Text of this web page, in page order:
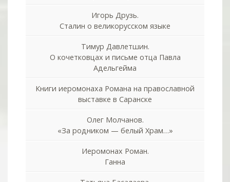
Игорь Друзь.
Сталин о великорусском языке
Тимур Давлетшин.
О кочетковцах и письме отца Павла
Адельгейма
Книги иеромонаха Романа на православной
выставке в Саранске
Олег Молчанов.
«За родником — белый Храм…»
Иеромонах Роман.
Ганна